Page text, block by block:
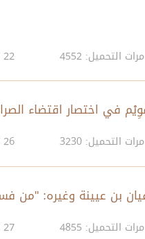
مرات التحميل: 4552 22 / شعبان / 1423
مرات التحميل: 3230 26 / شعبان / 1423
مرات التحميل: 4855 27 / شعبان / 1423